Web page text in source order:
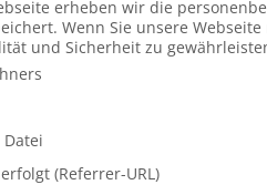
erheben wir die
Wenn Sie unsere
und Sicherheit zu
(Referrer-URL)